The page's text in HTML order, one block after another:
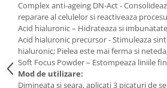
Complex anti-ageing DN-Act -
reparare al celulelor si reactiveaza
Acid hialuronic – Hidrateaza si
Acid hialuronic precursor - Stimuleaza
hialuronic; Pielea este mai ferma si
Soft Focus Powder – Estompeaza liniile
Mod de utilizare:
Dimineata si seara, aplicati 3 picaturi de